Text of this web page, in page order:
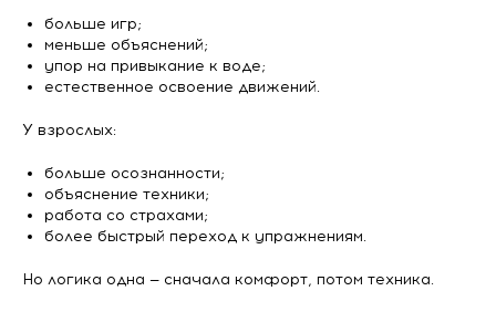
больше игр;
меньше объяснений;
упор на привыкание к воде;
естественное освоение движений.
У взрослых:
больше осознанности;
объяснение техники;
работа со страхами;
более быстрый переход к упражнениям.
Но логика одна — сначала комфорт, потом техника.